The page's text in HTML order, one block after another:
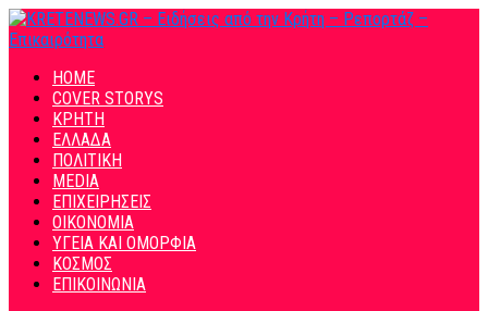
HOME
COVER STORYS
ΚΡΗΤΗ
ΕΛΛΑΔΑ
ΠΟΛΙΤΙΚΗ
MEDIA
ΕΠΙΧΕΙΡΗΣΕΙΣ
ΟΙΚΟΝΟΜΙΑ
ΥΓΕΙΑ ΚΑΙ ΟΜΟΡΦΙΑ
ΚΟΣΜΟΣ
ΕΠΙΚΟΙΝΩΝΙΑ